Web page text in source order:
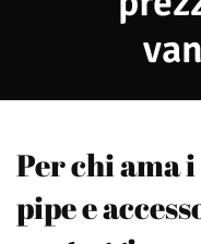
Per chi ama
pipe e